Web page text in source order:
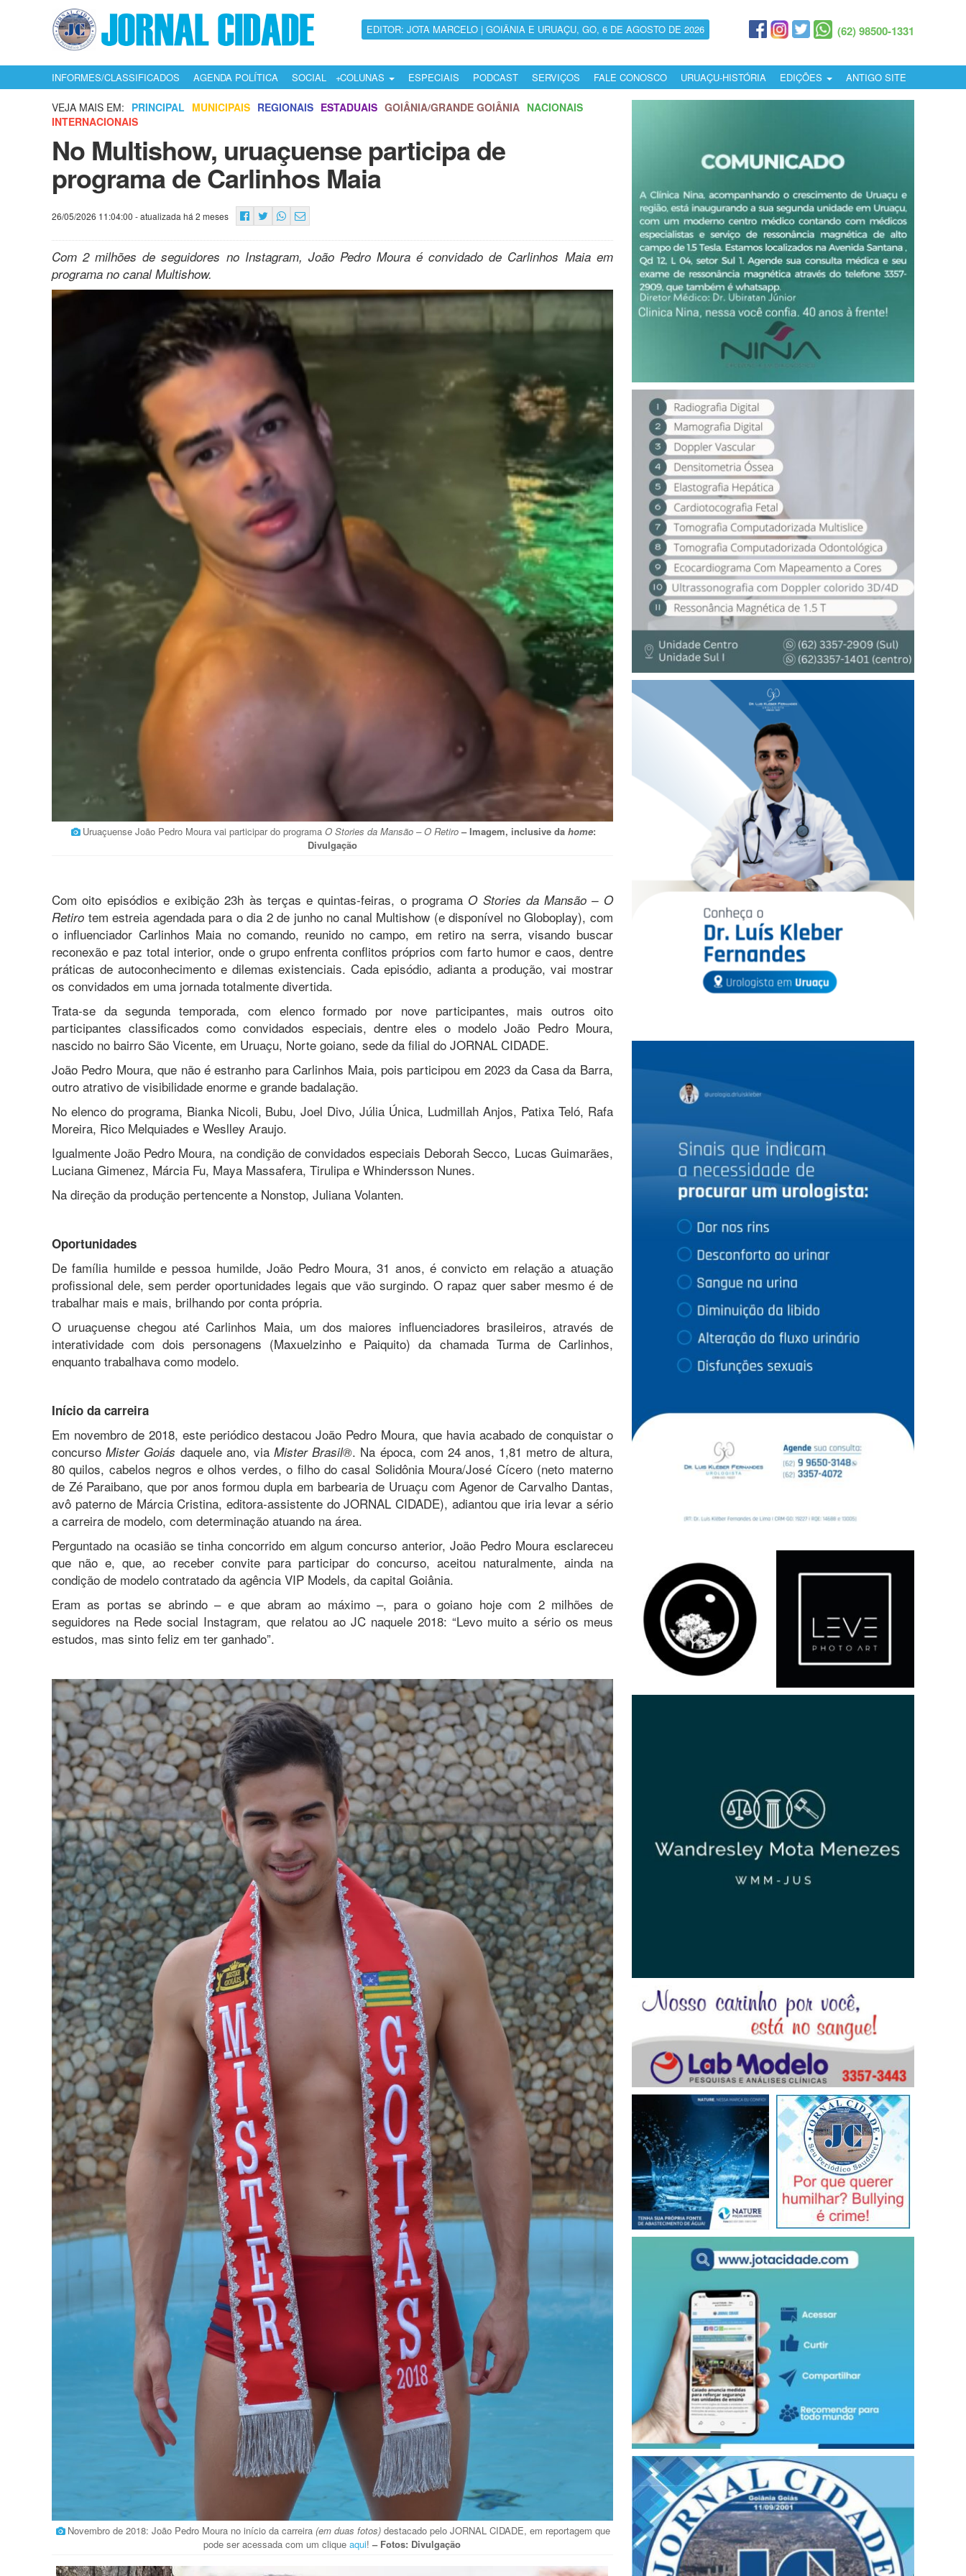
EDITOR: JOTA MARCELO | GOIÂNIA E URUAÇU, GO, 6 DE AGOSTO DE 2026 (62) 98500-1331
INFORMES/CLASSIFICADOS AGENDA POLÍTICA SOCIAL COLUNAS ESPECIAIS PODCAST SERVIÇOS FALE CONOSCO URUAÇU-HISTÓRIA EDIÇÕES ANTIGO SITE
VEJA MAIS EM: PRINCIPAL MUNICIPAIS REGIONAIS ESTADUAIS GOIÂNIA/GRANDE GOIÂNIA NACIONAIS
INTERNACIONAIS
No Multishow, uruaçuense participa de
programa de Carlinhos Maia
26/05/2026 11:04:00 - atualizada há 2 meses
Com 2 milhões de seguidores no Instagram, João Pedro Moura é convidado de Carlinhos Maia em
programa no canal Multishow.
Uruaçuense João Pedro Moura vai participar do programa O Stories da Mansão – O Retiro – Imagem, inclusive da home:
Divulgação
Com oito episódios e exibição 23h às terças e quintas-feiras, o programa O Stories da Mansão – O
Retiro tem estreia agendada para o dia 2 de junho no canal Multishow (e disponível no Globoplay), com
o influenciador Carlinhos Maia no comando, reunido no campo, em retiro na serra, visando buscar
reconexão e paz total interior, onde o grupo enfrenta conflitos próprios com farto humor e caos, dentre
práticas de autoconhecimento e dilemas existenciais. Cada episódio, adianta a produção, vai mostrar
os convidados em uma jornada totalmente divertida.
Trata-se da segunda temporada, com elenco formado por nove participantes, mais outros oito
participantes classificados como convidados especiais, dentre eles o modelo João Pedro Moura,
nascido no bairro São Vicente, em Uruaçu, Norte goiano, sede da filial do JORNAL CIDADE.
João Pedro Moura, que não é estranho para Carlinhos Maia, pois participou em 2023 da Casa da Barra,
outro atrativo de visibilidade enorme e grande badalação.
No elenco do programa, Bianka Nicoli, Bubu, Joel Divo, Júlia Única, Ludmillah Anjos, Patixa Teló, Rafa
Moreira, Rico Melquiades e Weslley Araujo.
Igualmente João Pedro Moura, na condição de convidados especiais Deborah Secco, Lucas Guimarães,
Luciana Gimenez, Márcia Fu, Maya Massafera, Tirulipa e Whindersson Nunes.
Na direção da produção pertencente a Nonstop, Juliana Volanten.
Oportunidades
De família humilde e pessoa humilde, João Pedro Moura, 31 anos, é convicto em relação a atuação
profissional dele, sem perder oportunidades legais que vão surgindo. O rapaz quer saber mesmo é de
trabalhar mais e mais, brilhando por conta própria.
O uruaçuense chegou até Carlinhos Maia, um dos maiores influenciadores brasileiros, através de
interatividade com dois personagens (Maxuelzinho e Paiquito) da chamada Turma de Carlinhos,
enquanto trabalhava como modelo.
Início da carreira
Em novembro de 2018, este periódico destacou João Pedro Moura, que havia acabado de conquistar o
concursoMister Goiás daquele ano, viaMister Brasil®. Na época, com 24 anos, 1,81 metro de altura,
80 quilos, cabelos negros e olhos verdes, o filho do casal Solidônia Moura/José Cícero (neto materno
de Zé Paraibano, que por anos formou dupla em barbearia de Uruaçu com Agenor de Carvalho Dantas,
avô paterno de Márcia Cristina, editora-assistente do JORNAL CIDADE), adiantou que iria levar a sério
a carreira de modelo, com determinação atuando na área.
Perguntado na ocasião se tinha concorrido em algum concurso anterior, João Pedro Moura esclareceu
que não e, que, ao receber convite para participar do concurso, aceitou naturalmente, ainda na
condição de modelo contratado da agência VIP Models, da capital Goiânia.
Eram as portas se abrindo – e que abram ao máximo –, para o goiano hoje com 2 milhões de
seguidores na Rede social Instagram, que relatou ao JC naquele 2018: “Levo muito a sério os meus
estudos, mas sinto feliz em ter ganhado”.
Novembro de 2018: João Pedro Moura no início da carreira(em duas fotos) destacado pelo JORNAL CIDADE, em reportagem que
pode ser acessada com um cliqueaqui!– Fotos: Divulgação